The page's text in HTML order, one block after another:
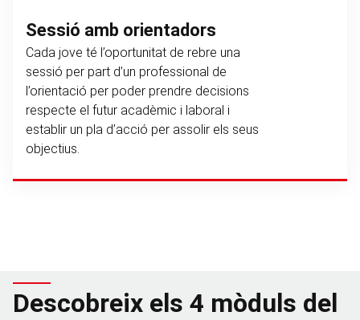
Sessió amb orientadors
Cada jove té l’oportunitat de rebre una
sessió per part d’un professional de
l’orientació per poder prendre decisions
respecte el futur acadèmic i laboral i
establir un pla d’acció per assolir els seus
objectius.
Descobreix els 4 mòduls del